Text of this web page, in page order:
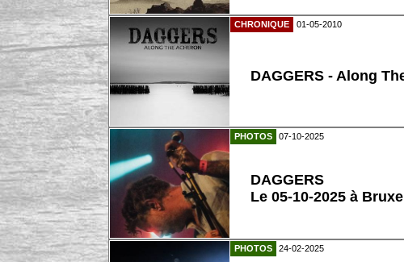
CHRONIQUE 01-05-2010
DAGGERS - Along
PHOTOS 07-10-2025
DAGGERS
Le 05-10-2025 à
PHOTOS 24-02-2025